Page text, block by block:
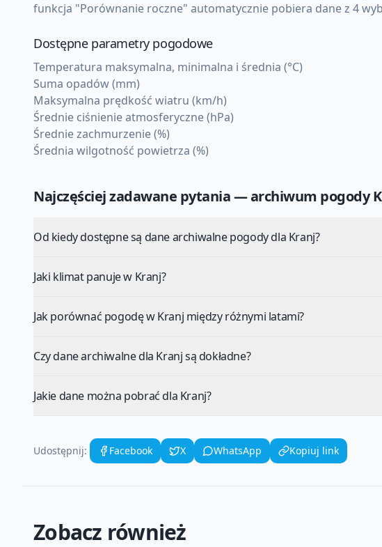
funkcja "Porównanie roczne" automatycznie pobiera dane z 4
Dostępne parametry pogodowe
Temperatura maksymalna, minimalna i średnia (°C)
Suma opadów (mm)
Maksymalna prędkość wiatru (km/h)
Średnie ciśnienie atmosferyczne (hPa)
Średnie zachmurzenie (%)
Średnia wilgotność powietrza (%)
Najczęściej zadawane pytania — archiwum pogody
Od kiedy dostępne są dane archiwalne pogody dla Kranj?
Jaki klimat panuje w Kranj?
Jak porównać pogodę w Kranj między różnymi latami?
Czy dane archiwalne dla Kranj są dokładne?
Jakie dane można pobrać dla Kranj?
Udostępnij: Facebook X WhatsApp Kopiuj link
Zobacz również